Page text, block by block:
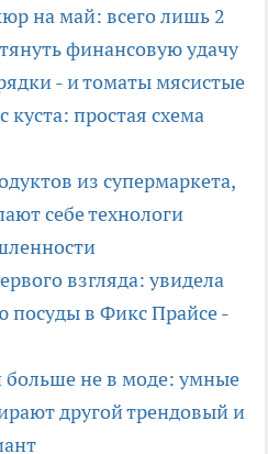
на май: всего лишь 2
финансовую удачу
- и томаты мясистые
куста: простая схема
из супермаркета,
себе технологи
взгляда: увидела
посуды в Фикс Прайсе -
не в моде: умные
другой трендовый и